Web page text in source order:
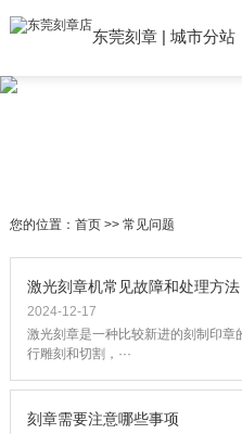
东莞刻章| 城市分站
您的位置： 首页>> 常见问题
激光刻章机常见故障和处理方法
2024-12-17
激光刻章是一种比较新进的刻制印
行雕刻和切割，···
刻章需要注意哪些事项